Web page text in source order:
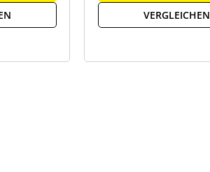
VERGLEICHEN